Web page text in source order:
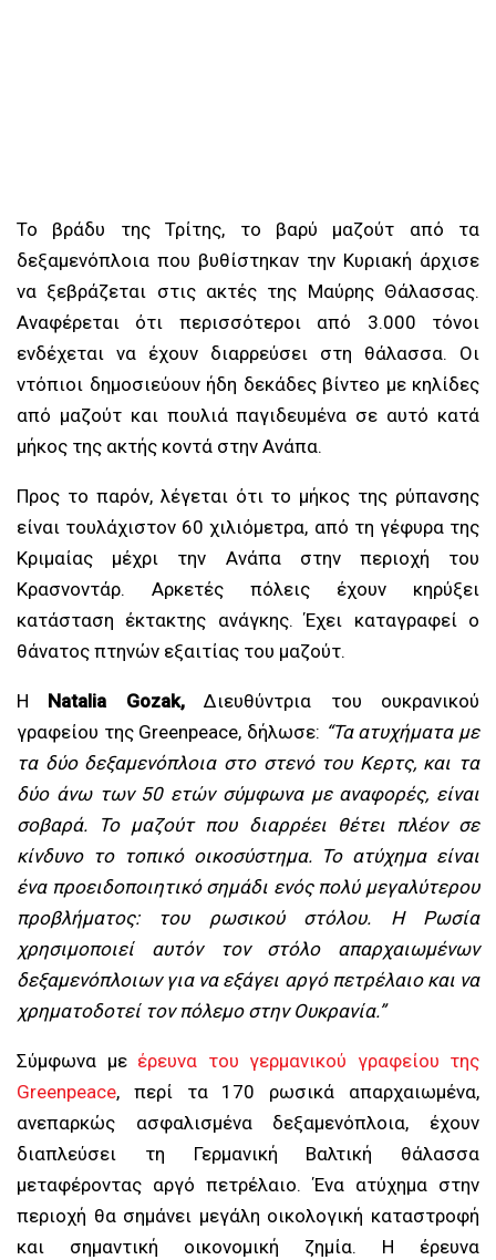
Το βράδυ της Τρίτης, το βαρύ μαζούτ από τα
δεξαμενόπλοια που βυθίστηκαν την Κυριακή άρχισε
να ξεβράζεται στις ακτές της Μαύρης Θάλασσας.
Αναφέρεται ότι περισσότεροι από 3.000 τόνοι
ενδέχεται να έχουν διαρρεύσει στη θάλασσα. Οι
ντόπιοι δημοσιεύουν ήδη δεκάδες βίντεο με κηλίδες
από μαζούτ και πουλιά παγιδευμένα σε αυτό κατά
μήκος της ακτής κοντά στην Ανάπα.
Προς το παρόν, λέγεται ότι το μήκος της ρύπανσης
είναι τουλάχιστον 60 χιλιόμετρα, από τη γέφυρα της
Κριμαίας μέχρι την Ανάπα στην περιοχή του
Κρασνοντάρ. Αρκετές πόλεις έχουν κηρύξει
κατάσταση έκτακτης ανάγκης. Έχει καταγραφεί ο
θάνατος πτηνών εξαιτίας του μαζούτ.
Η Natalia Gozak,Διευθύντρια του ουκρανικού
γραφείου της Greenpeace, δήλωσε: “Τα ατυχήματα με
τα δύο δεξαμενόπλοια στο στενό του Κερτς, και τα
δύο άνω των 50 ετών σύμφωνα με αναφορές, είναι
σοβαρά. Το μαζούτ που διαρρέει θέτει πλέον σε
κίνδυνο το τοπικό οικοσύστημα. Το ατύχημα είναι
ένα προειδοποιητικό σημάδι ενός πολύ μεγαλύτερου
προβλήματος: του ρωσικού στόλου. Η Ρωσία
χρησιμοποιεί αυτόν τον στόλο απαρχαιωμένων
δεξαμενόπλοιων για να εξάγει αργό πετρέλαιο και να
χρηματοδοτεί τον πόλεμο στην Ουκρανία.”
Σύμφωνα με έρευνα του γερμανικού γραφείου της
Greenpeace, περί τα 170 ρωσικά απαρχαιωμένα,
ανεπαρκώς ασφαλισμένα δεξαμενόπλοια, έχουν
διαπλεύσει τη Γερμανική Βαλτική θάλασσα
μεταφέροντας αργό πετρέλαιο. Ένα ατύχημα στην
περιοχή θα σημάνει μεγάλη οικολογική καταστροφή
και σημαντική οικονομική ζημία. Η έρευνα